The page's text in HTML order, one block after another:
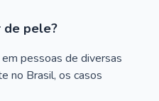
de pele?
pessoas de diversas
no Brasil, os casos